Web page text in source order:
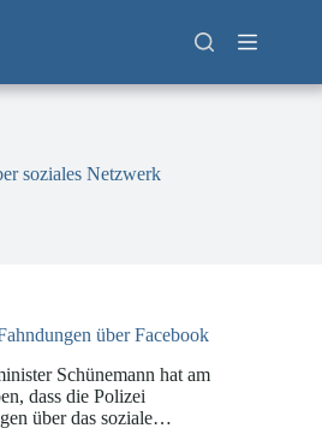
soziales Netzwerk
über Facebook
Schünemann hat am
dass die Polizei
über das soziale…